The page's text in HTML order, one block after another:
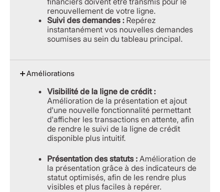
renouvellement de votre ligne.
Suivi des demandes : Repérez
instantanément vos nouvelles demandes
soumises au sein du tableau principal.
Améliorations
Visibilité de la ligne de crédit :
Amélioration de la présentation et ajout
d'une nouvelle fonctionnalité permettant
d'afficher les transactions en attente, afin
de rendre le suivi de la ligne de crédit
disponible plus intuitif.
Présentation des statuts : Amélioration de
la présentation grâce à des indicateurs de
statut optimisés, afin de les rendre plus
visibles et plus faciles à repérer.